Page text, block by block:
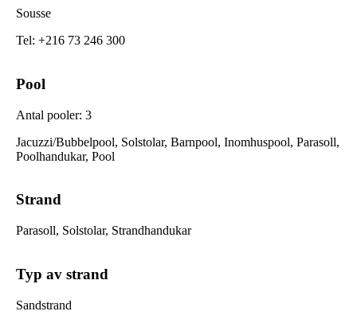
Sousse
Tel: +216 73 246 300
Pool
Antal pooler: 3
Jacuzzi/Bubbelpool, Solstolar, Barnpool, Inomhuspool, Parasoll,
Poolhandukar, Pool
Strand
Parasoll, Solstolar, Strandhandukar
Typ av strand
Sandstrand